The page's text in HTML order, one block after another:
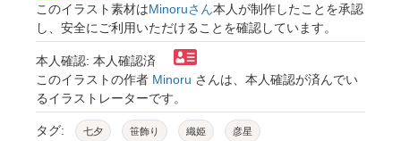
このイラスト素材はMinoruさん本人が制作したことを承認
し、安全にご利用いただけることを確認しています。
本人確認: 本人確認済
このイラストの作者 Minoru さんは、本人確認が済んでい
るイラストレーターです。
タグ: 七夕 笹飾り 織姫 彦星